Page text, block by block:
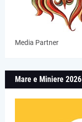
Media Partner
Mare e Miniere 2026